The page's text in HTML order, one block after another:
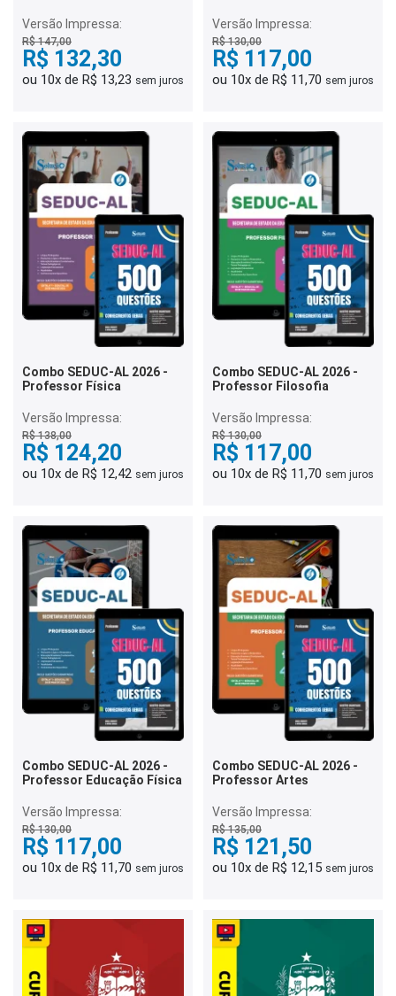
Versão Impressa:
R$ 147,00
R$ 132,30
ou 10x de R$ 13,23 sem juros
Versão Impressa:
R$ 130,00
R$ 117,00
ou 10x de R$ 11,70 sem juros
Combo SEDUC-AL 2026 -
Professor Física
Versão Impressa:
R$ 138,00
R$ 124,20
ou 10x de R$ 12,42 sem juros
Combo SEDUC-AL 2026 -
Professor Filosofia
Versão Impressa:
R$ 130,00
R$ 117,00
ou 10x de R$ 11,70 sem juros
Combo SEDUC-AL 2026 -
Professor Educação Física
Versão Impressa:
R$ 130,00
R$ 117,00
ou 10x de R$ 11,70 sem juros
Combo SEDUC-AL 2026 -
Professor Artes
Versão Impressa:
R$ 135,00
R$ 121,50
ou 10x de R$ 12,15 sem juros